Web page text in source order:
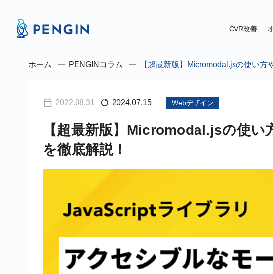
CVR改善
ホーム PENGINコラム 【超最新版】Micromodal.jsの使い方
2022.08.31 2024.07.15 Webデザイン
【超最新版】Micromodal.jsの使い
を徹底解説！